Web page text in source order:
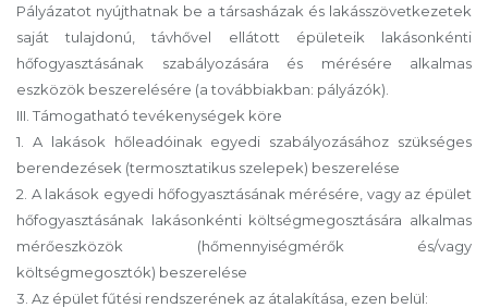
Pályázatot nyújthatnak be a társasházak és lakásszövetkezetek
saját tulajdonú, távhővel ellátott épületeik lakásonkénti
hőfogyasztásának szabályozására és mérésére alkalmas
eszközök beszerelésére (a továbbiakban: pályázók).
III. Támogatható tevékenységek köre
1. A lakások hőleadóinak egyedi szabályozásához szükséges
berendezések (termosztatikus szelepek) beszerelése
2. A lakások egyedi hőfogyasztásának mérésére, vagy az épület
hőfogyasztásának lakásonkénti költségmegosztására alkalmas
mérőeszközök (hőmennyiségmérők és/vagy
költségmegosztók) beszerelése
3. Az épület fűtési rendszerének az átalakítása, ezen belül: